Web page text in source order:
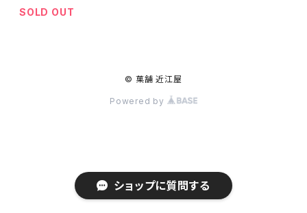
SOLD OUT
© 菓舗 近江屋
Powered by
ショップに質問する